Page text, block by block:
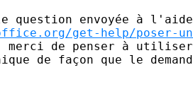
question envoyée à
get-help/poser-
merci de penser à
de façon que le